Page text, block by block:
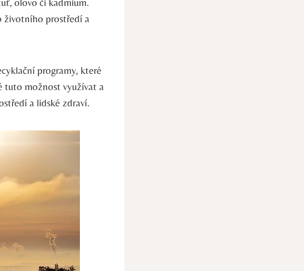
olovo či kadmium.
životního prostředí a
programy, které
tuto možnost využívat a
a lidské ⁢zdraví.